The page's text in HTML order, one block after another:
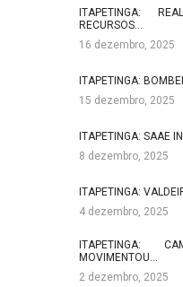
ITAPETINGA:
RECURSOS…
16 dezembro, 2025
ITAPETINGA:
15 dezembro, 2025
ITAPETINGA: SAAE
8 dezembro, 2025
ITAPETINGA:
4 dezembro, 2025
ITAPETINGA:
MOVIMENTOU…
2 dezembro, 2025